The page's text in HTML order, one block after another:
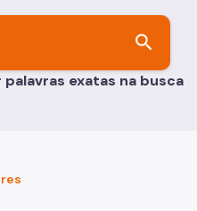
search
palavras exatas na busca